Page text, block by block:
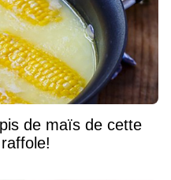
de maïs de cette